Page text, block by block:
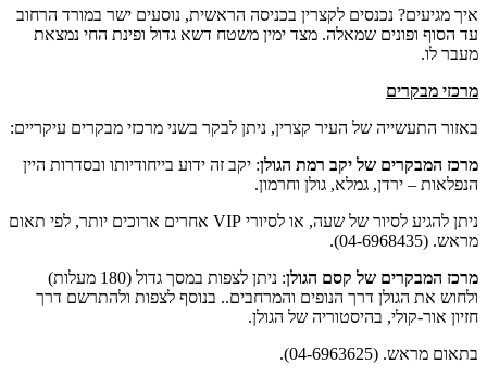
איך מגיעים? נכנסים לקצרין בכניסה הראשית, נוסעים ישר במורד הרחוב
עד הסוף ופונים שמאלה. מצד ימין משטח דשא גדול ופינת החי נמצאת
מעבר לו.
מרכזי מבקרים
באזור התעשייה של העיר קצרין, ניתן לבקר בשני מרכזי מבקרים עיקריים:
מרכז המבקרים של יקב רמת הגולן: יקב זה ידוע בייחודיותו ובסדרות היין
הנפלאות – ירדן, גמלא, גולן וחרמון.
ניתן להגיע לסיור של שעה, או לסיורי VIP אחרים ארוכים יותר, לפי תאום
מראש. (04-6968435).
מרכז המבקרים של קסם הגולן
: ניתן לצפות במסך גדול (180 מעלות)
ולחוש את הגולן דרך הנופים והמרחבים.. בנוסף לצפות ולהתרשם דרך
חזיון אור-קולי, בהיסטוריה של הגולן.
בתאום מראש. (04-6963625).